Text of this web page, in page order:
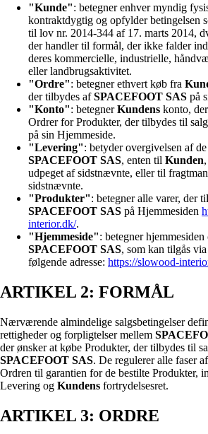
"Kunde": betegner enhver myndig
kontraktdygtig og opfylder betingelsen
til lov nr. 2014-344 af 17. marts 2014,
der handler til formål, der ikke falder
deres kommercielle, industrielle,
eller landbrugsaktivitet.
"Ordre": betegner ethvert køb fra
der tilbydes afSPACEFOOT SAS på
"Konto": betegnerKundens konto,
Ordrer for Produkter, der tilbydes til
på sin Hjemmeside.
"Levering": betyder overgivelsen af
SPACEFOOT SAS, enten til Kunden
udpeget af sidstnævnte, eller til
sidstnævnte.
"Produkter": betegner alle varer, der
SPACEFOOT SAS på Hjemmesiden
interior.dk/.
"Hjemmeside": betegner hjemmesiden
SPACEFOOT SAS, som kan tilgås
følgende adresse: https://slowood-
ARTIKEL 2: FORMÅL
Nærværende almindelige salgsbetingelser
rettigheder og forpligtelser mellem
der ønsker at købe Produkter, der tilbydes til
SPACEFOOT SAS. De regulerer alle faser
Ordren til garantien for de bestilte Produkter,
Levering og Kundens fortrydelsesret.
ARTIKEL 3: ORDRE